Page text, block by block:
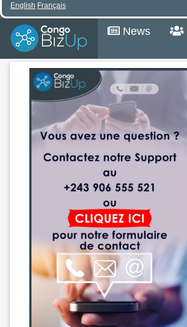
English Français
News